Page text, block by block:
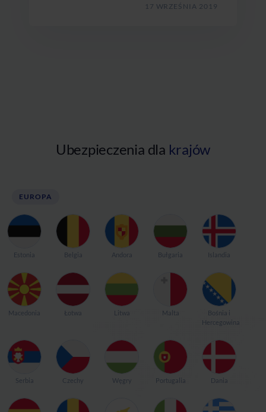
17 WRZEŚNIA 2019
Ubezpieczenia dla krajów
EUROPA
Estonia Belgia Andora Bułgaria Islandia
Macedonia Łotwa Litwa Malta
Bośnia i
Hercegowina
Serbia Czechy Węgry Portugalia Dania